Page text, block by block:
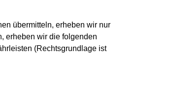
übermitteln, erheben wir nur
erheben wir die folgenden
(Rechtsgrundlage ist